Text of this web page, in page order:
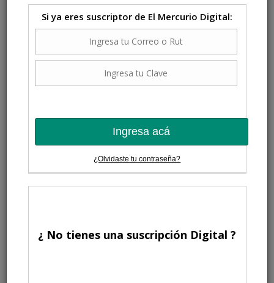
Si ya eres suscriptor de El Mercurio Digital:
Ingresa acá
¿Olvidaste tu contraseña?
¿ No tienes una suscripción Digital ?
Página Editorial | Jueves 23 de Julio de 2026
La buena cocina
Todo esto hace pensar que el cierre de Cieplan es algo más que una
simple bajada de cortina.
Trump y el ardor de 1776
Pese a todo, los padres fundadores siguen tan vigentes como hace dos
¿Un Papa liberal?